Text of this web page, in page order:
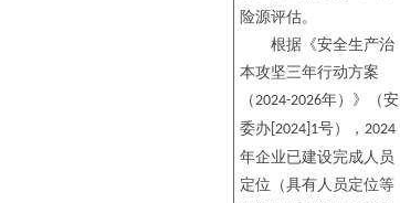
险源评估。
根据《安全生产治
本攻坚三年行动方案
（2024-2026年）》（安
委办[2024]1号）， 2024
年企业已建设完成人员
定位（具有人员定位等